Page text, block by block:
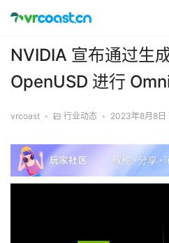
NVIDIA 宣布通过生
OpenUSD 进行
vrcoast • 行业动态 • 2023年8月8日